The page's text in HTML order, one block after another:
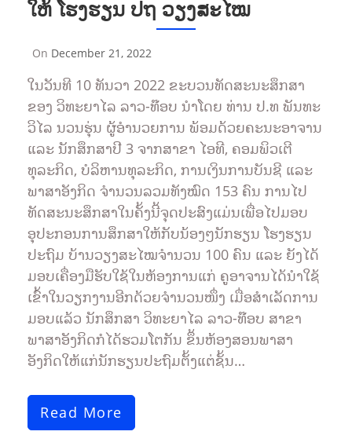
ໃຫ້ ໂຮງຮຽນ ປຖ ວຽງສະໄໝ
By
Sompasong
Vongthavone
On December 21, 2022
ໃນວັນທີ 10 ທັນວາ 2022 ຂະບວນທັດສະນະສຶກສາ
ຂອງ ວິທະຍາໄລ ລາວ-ທ໊ອບ ນຳໂດຍ ທ່ານ ປ.ທ ພັນທະ
ວິໄລ ນວນຮຸ່ນ ຜູ້ອຳນວຍການ ພ້ອມດ້ວຍຄະນະອາຈານ
ແລະ ນັກສຶກສາປີ 3 ຈາກສາຂາ ໄອທີ, ຄອມພິວເຕີ
ທຸລະກິດ, ບໍລິຫານທຸລະກິດ, ການເງິນການບັນຊີ ແລະ
ພາສາອັງກິດ ຈຳນວນລວມທັງໝົດ 153 ຄົນ ການໄປ
ທັດສະນະສຶກສາໃນຄັ້ງນີ້ຈຸດປະສົງແມ່ນເພື່ອໄປມອບ
ອຸປະກອນການສຶກສາໃຫ້ກັບນ້ອງໆນັກຮຽນ ໂຮງຮຽນ
ປະຖົມ ບ້ານວຽງສະໄໝຈຳນວນ 100 ຄົນ ແລະ ຍັງໄດ້
ມອບເຄື່ອງມືຮັບໃຊ້ໃນຫ້ອງການແກ່ ຄູອາຈານໄດ້ນຳໃຊ້
ເຂົ້າໃນວຽກງານອີກດ້ວຍຈຳນວນໜຶ່ງ ເມື່ອສຳເລັດການ
ມອບແລ້ວ ນັກສຶກສາ ວິທະຍາໄລ ລາວ-ທ໊ອບ ສາຂາ
ພາສາອັງກິດກໍໄດ້ຮວມໂຕກັນ ຂຶ້ນຫ້ອງສອນພາສາ
ອັງກິດໃຫ້ແກ່ນັກຮຽນປະຖົມຕັ້ງແຕ່ຊັ້ນ…
Read More